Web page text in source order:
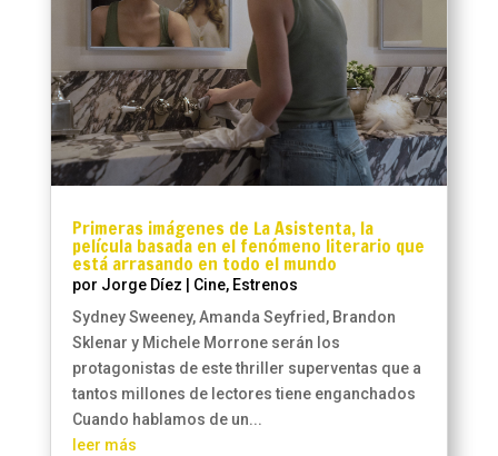
Primeras imágenes de La Asistenta, la
película basada en el fenómeno literario que
está arrasando en todo el mundo
por Jorge Díez Cine, Estrenos
Sydney Sweeney, Amanda Seyfried, Brandon
Sklenar y Michele Morrone serán los
protagonistas de este thriller superventas que a
tantos millones de lectores tiene enganchados
Cuando hablamos de un...
leer más